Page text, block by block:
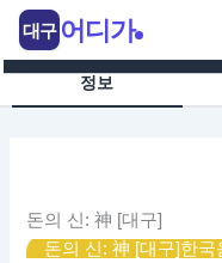
츠
정보
돈의 신: 神 [대구]
돈의 신: 神 [대구]한국
대구 어디가